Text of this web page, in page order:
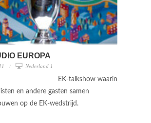
EUROPA
Nederland 1
EK-talkshow waarin
en andere gasten samen
op de EK-wedstrijd.